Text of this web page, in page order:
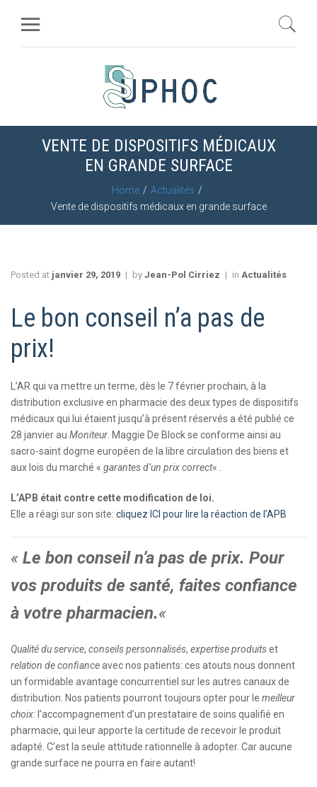
VENTE DE DISPOSITIFS MÉDICAUX
EN GRANDE SURFACE
Home
Actualités
Vente de dispositifs médicaux en grande surface
Posted at janvier 29, 2019 by Jean-Pol Cirriez in Actualités
Le bon conseil n’a pas de
prix!
L’AR qui va mettre un terme, dès le 7 février prochain, à la
distribution exclusive en pharmacie des deux types de dispositifs
médicaux qui lui étaient jusqu’à présent réservés a été publié ce
28 janvier au Moniteur . Maggie De Block se conforme ainsi au
sacro-saint dogme européen de la libre circulation des biens et
aux lois du marché « garantes d’un prix correct« .
L’APB était contre cette modification de loi.
Elle a réagi sur son site: cliquez ICI pour lire la réaction de l’APB
« Le bon conseil n’a pas de prix. Pour
vos produits de santé, faites confiance
à votre pharmacien.«
Qualité du service, conseils personnalisés, expertise produitset
relation de confianceavec nos patients: ces atouts nous donnent
un formidable avantage concurrentiel sur les autres canaux de
distribution. Nos patients pourront toujours opter pour le meilleur
choix: l’accompagnement d’un prestataire de soins qualifié en
pharmacie, qui leur apporte la certitude de recevoir le produit
adapté. C’est la seule attitude rationnelle à adopter. Car aucune
grande surface ne pourra en faire autant!